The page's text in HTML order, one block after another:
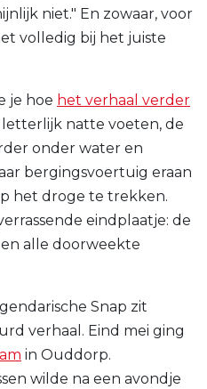
niet." En zowaar, voor
volledig bij het juiste
je hoe het verhaal verder
natte voeten, de
onder water en
bergingsvoertuig eraan
het droge te trekken.
eindplaatje: de
alle doorweekte
Snap zit
verhaal. Eind mei ging
in Ouddorp.
wilde na een avondje